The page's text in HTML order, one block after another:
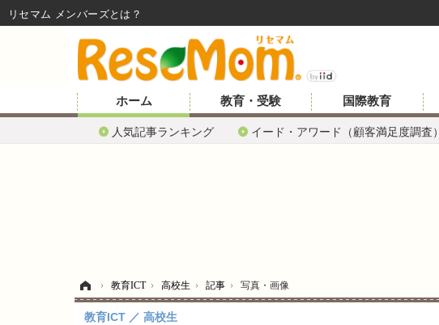
ホーム
人気記事ランキング イード・アワード（顧客満足度調査）
教育・受験 国際教育
› 教育ICT › 高校生 › 記事 › 写真・画像
教育ICT 高校生
リセマム メンバーズ